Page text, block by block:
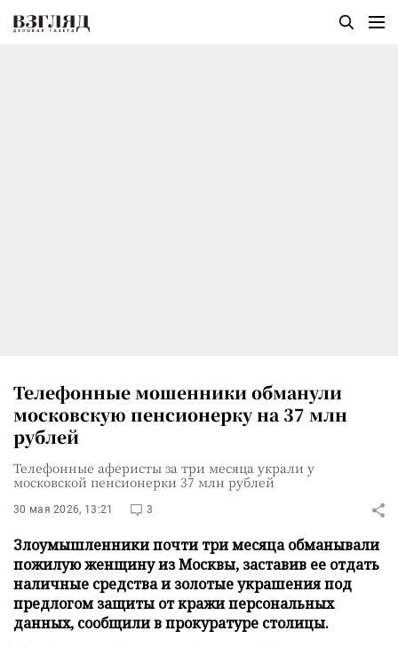
Телефонные мошенники обманули
московскую пенсионерку на 37 млн
рублей
Телефонные аферисты за три месяца украли у
московской пенсионерки 37 млн рублей
30 мая 2026, 13:21 3
Злоумышленники почти три месяца обманывали
пожилую женщину из Москвы, заставив ее отдать
наличные средства и золотые украшения под
предлогом защиты от кражи персональных
данных, сообщили в прокуратуре столицы.